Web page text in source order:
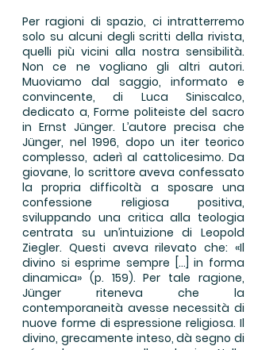
Per ragioni di spazio, ci intratterremo
solo su alcuni degli scritti della rivista,
quelli più vicini alla nostra sensibilità.
Non ce ne vogliano gli altri autori.
Muoviamo dal saggio, informato e
convincente, di Luca Siniscalco,
dedicato a, Forme politeiste del sacro
in Ernst Jünger. L’autore precisa che
Jünger, nel 1996, dopo un iter teorico
complesso, aderì al cattolicesimo. Da
giovane, lo scrittore aveva confessato
la propria difficoltà a sposare una
confessione religiosa positiva,
sviluppando una critica alla teologia
centrata su un’intuizione di Leopold
Ziegler. Questi aveva rilevato che: «Il
divino si esprime sempre […] in forma
dinamica» (p. 159). Per tale ragione,
Jünger riteneva che la
contemporaneità avesse necessità di
nuove forme di espressione religiosa. Il
divino, grecamente inteso, dà segno di